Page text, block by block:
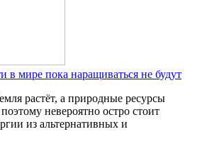
мире пока наращиваться не будут
растёт, а природные ресурсы
невероятно остро стоит
из альтернативных и